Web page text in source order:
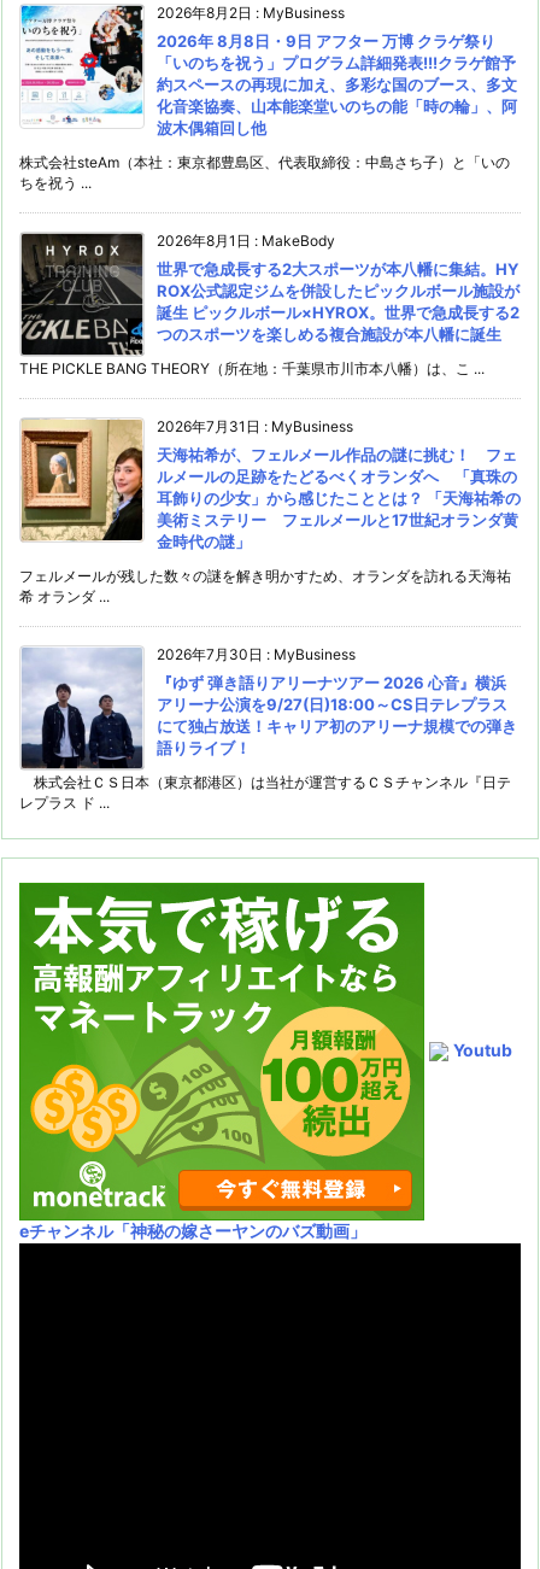
2026年8月2日 : MyBusiness
2026年 8月8日・9日 アフター 万博 クラゲ祭り
「いのちを祝う」プログラム詳細発表!!!クラゲ館予
約スペースの再現に加え、多彩な国のブース、多文
化音楽協奏、山本能楽堂いのちの能「時の輪」、阿
波木偶箱回し他
株式会社steAm（本社：東京都豊島区、代表取締役：中島さち子）と「いの
ちを祝う ...
2026年8月1日 : MakeBody
世界で急成長する2大スポーツが本八幡に集結。HY
ROX公式認定ジムを併設したピックルボール施設が
誕生 ピックルボール×HYROX。世界で急成長する2
つのスポーツを楽しめる複合施設が本八幡に誕生
THE PICKLE BANG THEORY（所在地：千葉県市川市本八幡）は、こ ...
2026年7月31日 : MyBusiness
天海祐希が、フェルメール作品の謎に挑む！ フェ
ルメールの足跡をたどるべくオランダへ 「真珠の
耳飾りの少女」から感じたこととは？ 「天海祐希の
美術ミステリー フェルメールと17世紀オランダ黄
金時代の謎」
フェルメールが残した数々の謎を解き明かすため、オランダを訪れる天海祐
希 オランダ ...
2026年7月30日 : MyBusiness
『ゆず 弾き語りアリーナツアー 2026 心音』横浜
アリーナ公演を9/27(日)18:00～CS日テレプラス
にて独占放送！キャリア初のアリーナ規模での弾き
語りライブ！
株式会社ＣＳ日本（東京都港区）は当社が運営するＣＳチャンネル『日テ
レプラス ド ...
Youtub
eチャンネル「神秘の嫁さーヤンのバズ動画」